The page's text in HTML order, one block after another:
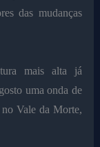
das mudanças
mais alta já
uma onda de
Vale da Morte,